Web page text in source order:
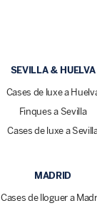
SEVILLA & HUELVA
Cases de luxe a
Finques a Sevilla
Cases de luxe a
MADRID
Cases de lloguer a